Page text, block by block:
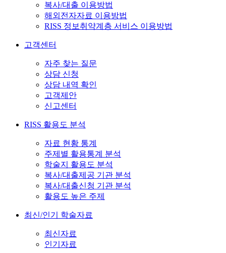
복사/대출 이용방법
해외전자자료 이용방법
RISS 정보취약계층 서비스 이용방법
고객센터
자주 찾는 질문
상담 신청
상담 내역 확인
고객제안
신고센터
RISS 활용도 분석
자료 현황 통계
주제별 활용통계 분석
학술지 활용도 분석
복사/대출제공 기관 분석
복사/대출신청 기관 분석
활용도 높은 주제
최신/인기 학술자료
최신자료
인기자료